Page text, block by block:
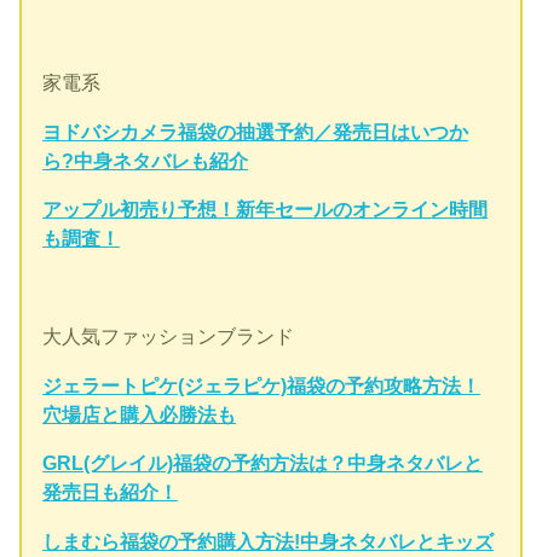
家電系
ヨドバシカメラ福袋の抽選予約／発売日はいつか
ら?中身ネタバレも紹介
アップル初売り予想！新年セールのオンライン時間
も調査！
大人気ファッションブランド
ジェラートピケ(ジェラピケ)福袋の予約攻略方法！
穴場店と購入必勝法も
GRL(グレイル)福袋の予約方法は？中身ネタバレと
発売日も紹介！
しまむら福袋の予約購入方法!中身ネタバレとキッズ